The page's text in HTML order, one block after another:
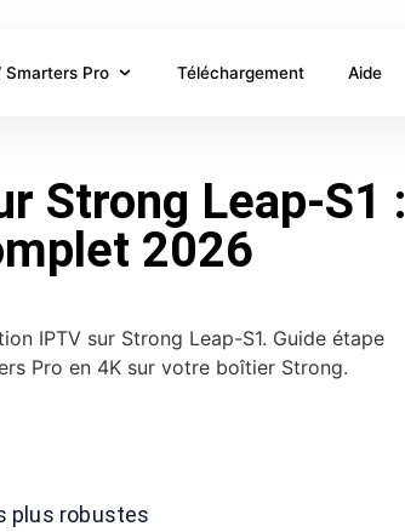
Smarters Pro Téléchargement Aide
Strong Leap-S1 :
2026
plus robustes